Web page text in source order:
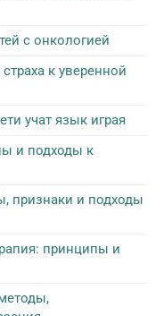
с онкологией
к уверенной
учат язык играя
и подходы к
признаки и подходы
принципы и